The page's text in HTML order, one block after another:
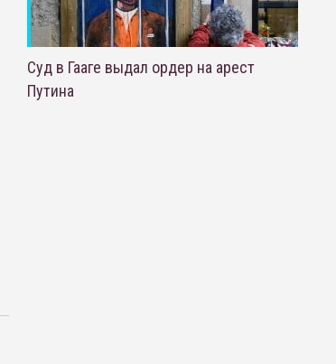
Суд в Гааге выдал ордер на арест
Путина